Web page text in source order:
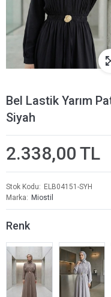
Bel Lastik Yarım
Siyah
2.338,00 TL
Stok Kodu
ELB04151-SYH
Marka
Miostil
Renk